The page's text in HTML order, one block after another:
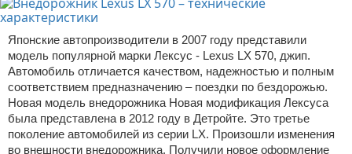
Японские автопроизводители в 2007 году представили
модель популярной марки Лексус - Lexus LX 570, джип.
Автомобиль отличается качеством, надежностью и полным
соответствием предназначению – поездки по бездорожью.
Новая модель внедорожника Новая модификация Лексуса
была представлена в 2012 году в Детройте. Это третье
поколение автомобилей из серии LX. Произошли изменения
во внешности внедорожника. Получили новое оформление